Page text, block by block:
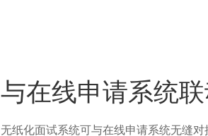
与在线申请系统
无纸化面试系统可与在线申请系统无缝